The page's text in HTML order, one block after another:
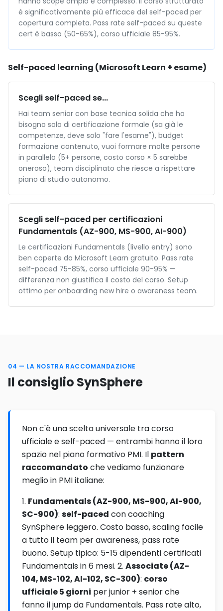
è significativamente più efficace del self-paced per
copertura completa. Pass rate self-paced su queste
cert è basso (50-65%), corso ufficiale 85-95%.
Self-paced learning (Microsoft Learn + esame)
Scegli self-paced se...
Hai team senior con base tecnica solida che ha
bisogno solo di certificazione formale (sa già le
competenze, deve solo "fare l'esame"), budget
formazione contenuto, vuoi formare molte persone
in parallelo (5+ persone, costo corso × 5 sarebbe
oneroso), team disciplinato che riesce a rispettare
piano di studio autonomo.
Scegli self-paced per certificazioni
Fundamentals (AZ-900, MS-900, AI-900)
Le certificazioni Fundamentals (livello entry) sono
ben coperte da Microsoft Learn gratuito. Pass rate
self-paced 75-85%, corso ufficiale 90-95% —
differenza non giustifica il costo del corso. Setup
ottimo per onboarding new hire o awareness team.
04 — LA NOSTRA RACCOMANDAZIONE
Il consiglio SynSphere
Non c'è una scelta universale tra corso
ufficiale e self-paced — entrambi hanno il loro
spazio nel piano formativo PMI. Il pattern
raccomandato che vediamo funzionare
meglio in PMI italiane:
1. Fundamentals (AZ-900, MS-900, AI-900,
SC-900): self-paced con coaching
SynSphere leggero. Costo basso, scaling facile
a tutto il team per awareness, pass rate
buono. Setup tipico: 5-15 dipendenti certificati
Fundamentals in 6 mesi. 2. Associate (AZ-
104, MS-102, AI-102, SC-300): corso
ufficiale 5 giorni per junior + senior che
fanno il jump da Fundamentals. Pass rate alto,